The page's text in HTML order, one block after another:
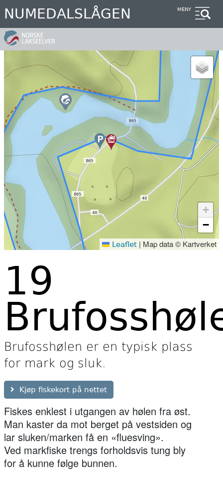
Hopp
til
hovedinnhold
NUMEDALSLÅGEN MENY
+
−
Leaflet | Map data © Kartverket
19
Brufosshølen er en typisk plass
for mark og sluk.
Kjøp fiskekort på nettet
Fiskes enklest i utgangen av hølen fra øst.
Man kaster da mot berget på vestsiden og
lar sluken/marken få en «fluesving».
Ved markfiske trengs forholdsvis tung bly
for å kunne følge bunnen.